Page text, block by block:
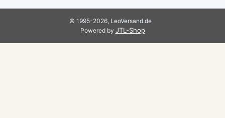
© 1995-2026, LeoVersand.de
Powered by JTL-Shop